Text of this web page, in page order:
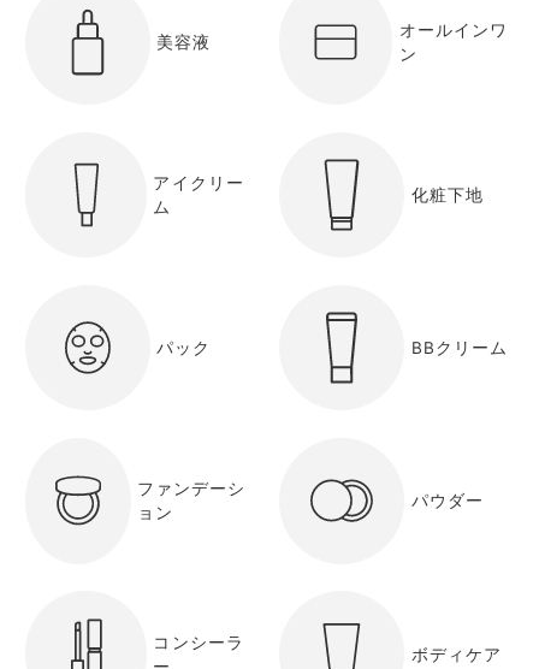
美容液
オールインワ
ン
アイクリー
ム
化粧下地
パック BBクリーム
ファンデーシ
ョン
パウダー
コンシーラ
ボディケア